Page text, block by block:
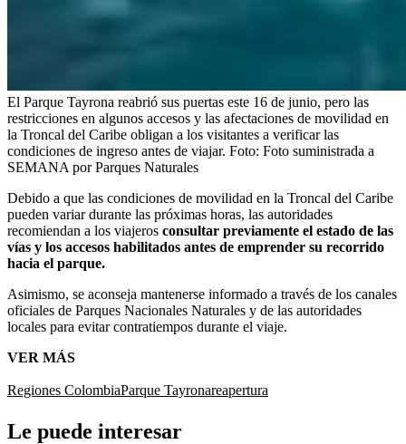
El Parque Tayrona reabrió sus puertas este 16 de junio, pero las
restricciones en algunos accesos y las afectaciones de movilidad en
la Troncal del Caribe obligan a los visitantes a verificar las
condiciones de ingreso antes de viajar. Foto: Foto suministrada a
SEMANA por Parques Naturales
Debido a que las condiciones de movilidad en la Troncal del Caribe
pueden variar durante las próximas horas, las autoridades
recomiendan a los viajeros consultar previamente el estado de las
vías y los accesos habilitados antes de emprender su recorrido
hacia el parque.
Asimismo, se aconseja mantenerse informado a través de los canales
oficiales de Parques Nacionales Naturales y de las autoridades
locales para evitar contratiempos durante el viaje.
VER MÁS
Regiones ColombiaParque Tayronareapertura
Le puede interesar